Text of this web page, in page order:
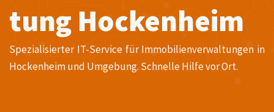
tung Hockenheim
Spezialisierter IT-Service für Immobilienverwaltungen in
Hockenheim und Umgebung. Schnelle Hilfe vor Ort.